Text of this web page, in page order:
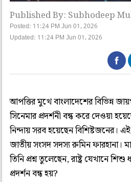
Published By: Subhodeep
Posted: 11:24 PM Jun 01, 2026
Updated: 11:24 PM Jun 01, 2026
আপত্তির মুখে বাংলাদেশের বিভিন্ন
সিনেমার প্রদর্শনী বন্ধ করে দেওয়া
নিন্দায় সরব হয়েছেন বিশিষ্টজনের।
জাতীয় সংসদ সদস্য রুমিন ফারহানা।
তিনি প্রশ্ন তুলেছেন, রাষ্ট্র যেখানে
প্রদর্শন বন্ধ হয়?